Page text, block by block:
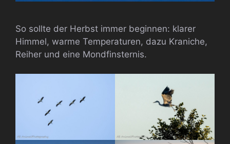
So sollte der Herbst immer beginnen: klarer
Himmel, warme Temperaturen, dazu Kraniche,
Reiher und eine Mondfinsternis.